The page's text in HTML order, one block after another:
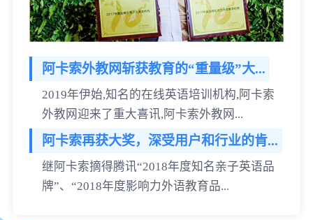
阿卡索外教网斩获教育的“重量级”大...
2019年伊始,知名的在线英语培训机构,阿卡索
外教网迎来了重大喜讯,阿卡索外教网...
阿卡索再获大奖，深受用户和行业的肯...
继阿卡索摘得腾讯“2018年度知名亲子英语品
牌”、“2018年度影响力外语教育品...